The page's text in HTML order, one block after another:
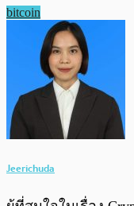
bitcoin
Jeerichuda